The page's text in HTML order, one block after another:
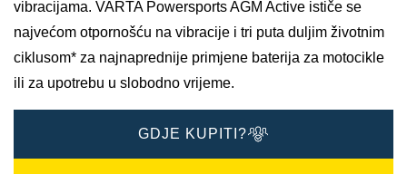
vibracijama. VARTA Powersports AGM Active ističe se
najvećom otpornošću na vibracije i tri puta duljim životnim
ciklusom* za najnaprednije primjene baterija za motocikle
ili za upotrebu u slobodno vrijeme.
GDJE KUPITI?